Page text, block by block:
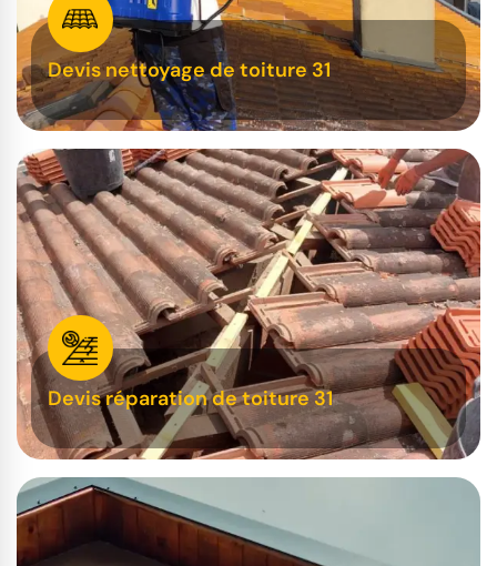
Devis nettoyage de toiture 31
Devis réparation de toiture 31